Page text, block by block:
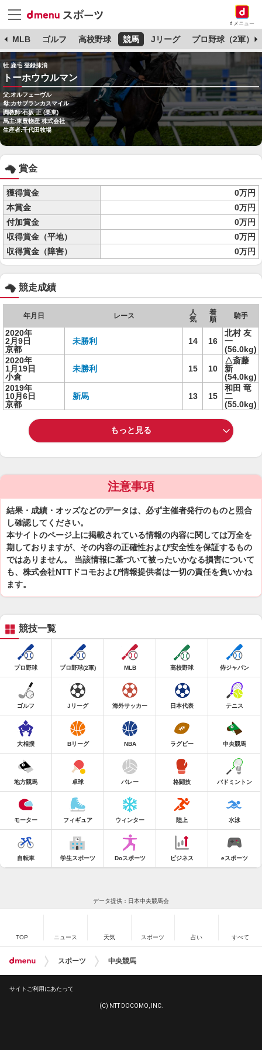
dメニュー
MLB ゴルフ 高校野球 競馬 Jリーグ プロ野球（2軍）
牡 鹿毛 登録抹消
トーホウウルマン
父:オルフェーヴル
母:カサブランカスマイル
調教師:石坂 正 (栗東)
馬主:東豊物産 株式会社
生産者:千代田牧場
賞金
獲得賞金
0万円
本賞金
0万円
付加賞金
0万円
収得賞金（平地）
0万円
収得賞金（障害）
0万円
競走成績
年月日 レース
人
気
着
順
騎手
2020年
2月9日
京都
未勝利 14 16
北村 友
一
(56.0kg)
2020年
1月19日
小倉
未勝利 15 10
△斎藤
新
(54.0kg)
2019年
10月6日
京都
新馬 13 15
和田 竜
二
(55.0kg)
もっと見る
注意事項
結果・成績・オッズなどのデータは、必ず主催者発行のものと照合
し確認してください。
本サイトのページ上に掲載されている情報の内容に関しては万全を
期しておりますが、その内容の正確性および安全性を保証するもの
ではありません。 当該情報に基づいて被ったいかなる損害について
も、株式会社NTTドコモおよび情報提供者は一切の責任を負いかね
ます。
競技一覧
プロ野球 プロ野球(2軍) MLB 高校野球 侍ジャパン
ゴルフ Jリーグ 海外サッカー 日本代表 テニス
大相撲 Bリーグ NBA ラグビー 中央競馬
地方競馬 卓球 バレー 格闘技 バドミントン
モーター フィギュア ウィンター 陸上 水泳
自転車 学生スポーツ Doスポーツ ビジネス eスポーツ
データ提供：日本中央競馬会
TOP ニュース 天気 スポーツ 占い すべて
スポーツ 中央競馬
サイトご利用にあたって
(C) NTT DOCOMO, INC.